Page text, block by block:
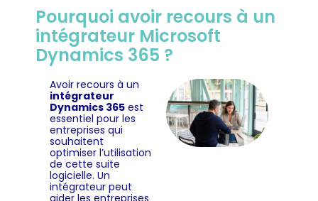
Pourquoi avoir recours à un
intégrateur Microsoft
Dynamics 365 ?
Avoir recours à un
intégrateur
Dynamics 365 est
essentiel pour les
entreprises qui
souhaitent
optimiser l’utilisation
de cette suite
logicielle. Un
intégrateur peut
aider les entreprises